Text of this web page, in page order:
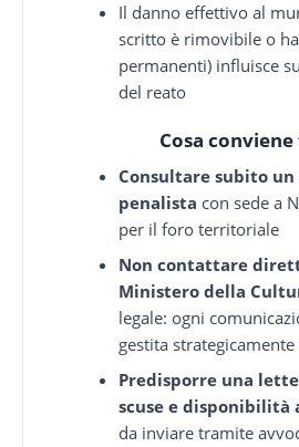
Il danno effettivo al
scritto è rimovibile o
permanenti) influisce
del reato
Cosa
Consultare subito
penalista con sede a
per il foro territoriale
Non contattare
Ministero della
legale: ogni
gestita strategicamente
Predisporre una
scuse e disponibilità
da inviare tramite